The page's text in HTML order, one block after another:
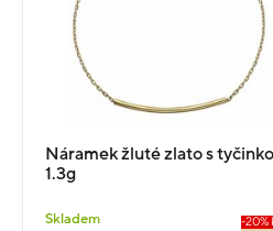
Náramek žluté zlato s
1.3g
Skladem -20%